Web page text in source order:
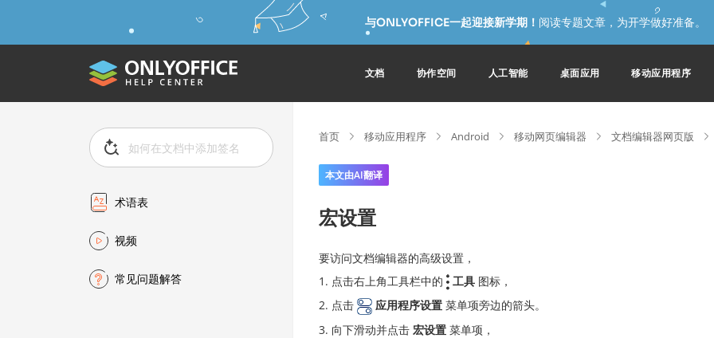
与ONLYOFFICE一起迎接新学期！ 阅读专题文章，为开学做好准备。
文档 协作空间 人工智能 桌面应用 移动应用程序
术语表
视频
常见问题解答
首页 移动应用程序 Android 移动网页编辑器 文档编辑器网页版
本文由AI翻译
宏设置
要访问文档编辑器的高级设置，
点击右上角工具栏中的
工具 图标，
点击
应用程序设置 菜单项旁边的箭头。
向下滑动并点击 宏设置 菜单项，